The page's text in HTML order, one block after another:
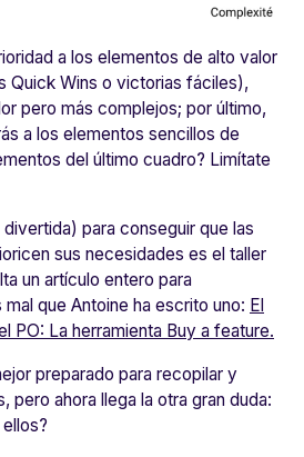
a los elementos de alto valor
Quick Wins o victorias fáciles),
pero más complejos; por último,
a los elementos sencillos de
del último cuadro? Limítate
para conseguir que las
sus necesidades es el taller
un artículo entero para
que Antoine ha escrito uno: El
PO: La herramienta Buy a feature.
preparado para recopilar y
pero ahora llega la otra gran duda: